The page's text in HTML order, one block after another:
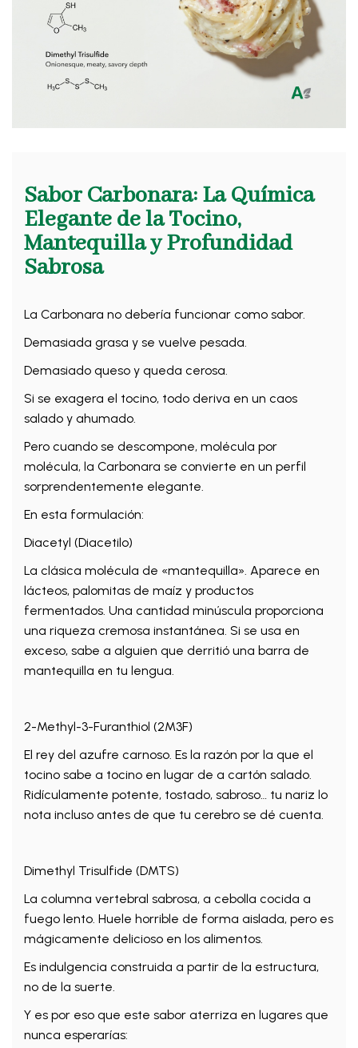
Sabor Carbonara: La Química
Elegante de la Tocino,
Mantequilla y Profundidad
Sabrosa
La Carbonara no debería funcionar como sabor.
Demasiada grasa y se vuelve pesada.
Demasiado queso y queda cerosa.
Si se exagera el tocino, todo deriva en un caos
salado y ahumado.
Pero cuando se descompone, molécula por
molécula, la Carbonara se convierte en un perfil
sorprendentemente elegante.
En esta formulación:
Diacetyl (Diacetilo)
La clásica molécula de «mantequilla». Aparece en
lácteos, palomitas de maíz y productos
fermentados. Una cantidad minúscula proporciona
una riqueza cremosa instantánea. Si se usa en
exceso, sabe a alguien que derritió una barra de
mantequilla en tu lengua.
2-Methyl-3-Furanthiol (2M3F)
El rey del azufre carnoso. Es la razón por la que el
tocino sabe a tocino en lugar de a cartón salado.
Ridículamente potente, tostado, sabroso… tu nariz lo
nota incluso antes de que tu cerebro se dé cuenta.
Dimethyl Trisulfide (DMTS)
La columna vertebral sabrosa, a cebolla cocida a
fuego lento. Huele horrible de forma aislada, pero es
mágicamente delicioso en los alimentos.
Es indulgencia construida a partir de la estructura,
no de la suerte.
Y es por eso que este sabor aterriza en lugares que
nunca esperarías: